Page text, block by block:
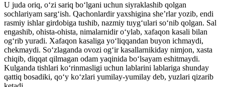
U juda oriq, o‘zi sariq bo‘lgani uchun siyraklashib qolgan
sochlariyam sarg‘ish. Qachonlardir yaxshigina she’rlar yozib, endi
rasmiy ishlar girdobiga tushib, nazmiy tuyg‘ulari so‘nib qolgan. Sal
engashib, ohista-ohista, nimalarnidir o‘ylab, xafaqon kasali bilan
og‘rib yuradi. Xafaqon kasaliga yo‘liqqandan buyon ichmaydi,
chekmaydi. So‘zlaganda ovozi og‘ir kasallarnikiday nimjon, xasta
chiqib, diqqat qilmagan odam yaqinida bo‘lsayam eshitmaydi.
Kulganda tishlari ko‘rinmasligi uchun lablarini lablariga shunday
qattiq bosadiki, qo‘y ko‘zlari yumilay-yumilay deb, yuzlari qizarib